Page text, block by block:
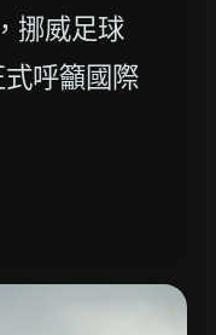
挪威足球
呼籲國際